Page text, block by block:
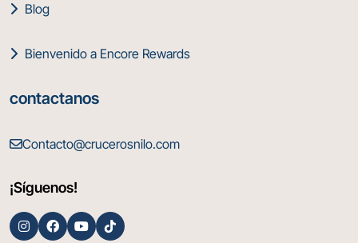
Blog
Bienvenido a Encore Rewards
contactanos
Contacto@crucerosnilo.com
¡Síguenos!